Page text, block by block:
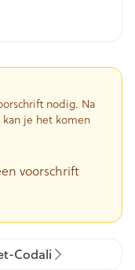
nodig. Na
je het komen
voorschrift
Codali